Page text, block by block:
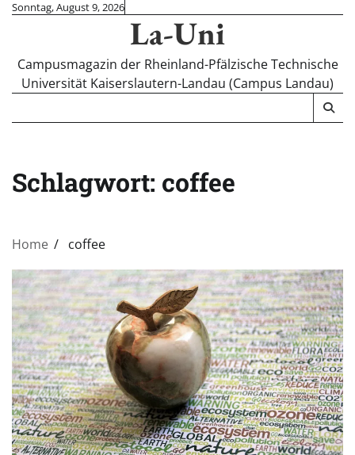
SkipSonntag, August 9, 2026
La-Uni
Campusmagazin der Rheinland-Pfälzische Technische
Universität Kaiserslautern-Landau (Campus Landau)
Schlagwort: coffee
Home coffee